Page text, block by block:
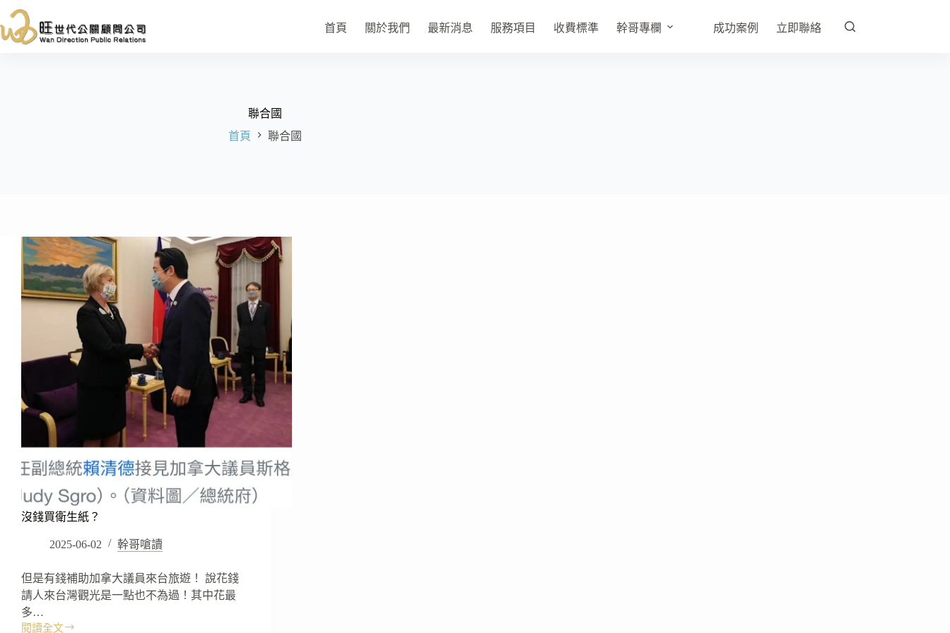
至
主
首頁 關於我們 最新消息 服務項目 收費標準 幹哥專欄 成功案例 立即聯絡
聯合國
首頁
聯合國
沒錢買衛生紙？
2025-06-02 幹哥嗆讀
但是有錢補助加拿大議員來台旅遊！ 說花錢
請人來台灣觀光是一點也不為過！其中花最
多…
閱讀全文